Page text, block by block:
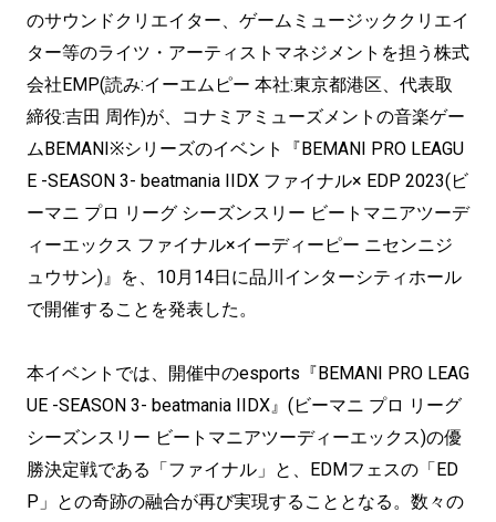
のサウンドクリエイター、ゲームミュージッククリエイ
ター等のライツ・アーティストマネジメントを担う株式
会社EMP(読み:イーエムピー 本社:東京都港区、代表取
締役:吉田 周作)が、コナミアミューズメントの音楽ゲー
ムBEMANI※シリーズのイベント『BEMANI PRO LEAGU
E -SEASON 3- beatmania IIDX ファイナル× EDP 2023(ビ
ーマニ プロ リーグ シーズンスリー ビートマニアツーデ
ィーエックス ファイナル×イーディーピー ニセンニジ
ュウサン)』を、10月14日に品川インターシティホール
で開催することを発表した。
本イベントでは、開催中のesports『BEMANI PRO LEAG
UE -SEASON 3- beatmania IIDX』(ビーマニ プロ リーグ
シーズンスリー ビートマニアツーディーエックス)の優
勝決定戦である「ファイナル」と、EDMフェスの「ED
P」との奇跡の融合が再び実現することとなる。数々の